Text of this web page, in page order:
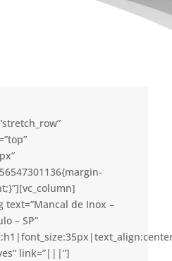
text=”Mancal de Inox –
– SP”
link=”|||”]